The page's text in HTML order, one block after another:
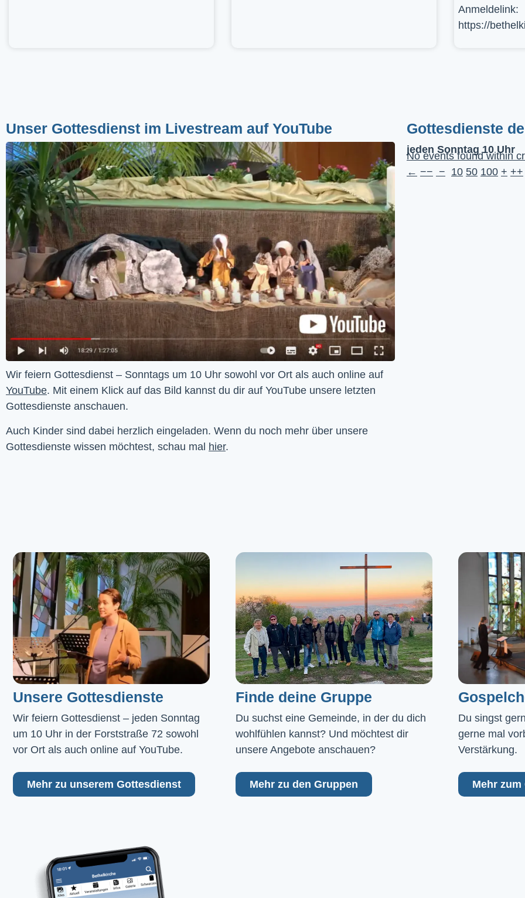
Anmeldelink:
https://
Unser Gottesdienst im Livestream auf YouTube
YouTube. Mit einem Klick auf das Bild kannst du dir auf YouTube unsere letzten
Gottesdienste anschauen.
Auch Kinder sind dabei herzlich eingeladen. Wenn du noch mehr über unsere
Gottesdienste wissen möchtest, schau mal hier.
Gottesdienste
jeden Sonntag 10 Uhr
No events found within
← −− − 10 50 100 + ++
Unsere Gottesdienste
Wir feiern Gottesdienst – jeden Sonntag
um 10 Uhr in der Forststraße 72 sowohl
vor Ort als auch online auf YouTube.
Mehr zu unserem Gottesdienst
Finde deine Gruppe
Du suchst eine Gemeinde, in der du dich
wohlfühlen kannst? Und möchtest dir
unsere Angebote anschauen?
Mehr zu den Gruppen
Du singst
gerne mal
Verstärkung.
Mehr